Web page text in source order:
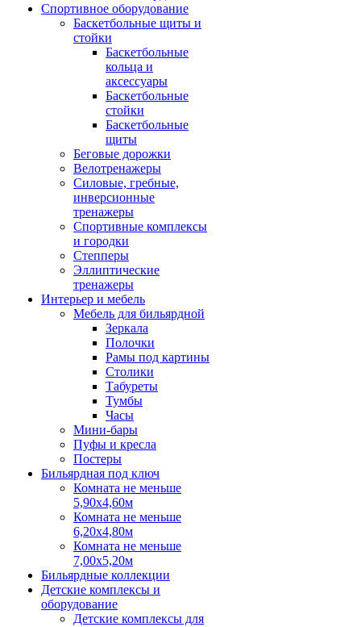
Спортивное оборудование
Баскетбольные щиты и
стойки
Баскетбольные
кольца и
аксессуары
Баскетбольные
стойки
Баскетбольные
щиты
Беговые дорожки
Велотренажеры
Силовые, гребные,
инверсионные
тренажеры
Спортивные комплексы
и городки
Степперы
Эллиптические
тренажеры
Интерьер и мебель
Мебель для бильярдной
Зеркала
Полочки
Рамы под картины
Столики
Табуреты
Тумбы
Часы
Мини-бары
Пуфы и кресла
Постеры
Бильярдная под ключ
Комната не меньше
5,90х4,60м
Комната не меньше
6,20х4,80м
Комната не меньше
7,00х5,20м
Бильярдные коллекции
Детские комплексы и
оборудование
Детские комплексы для